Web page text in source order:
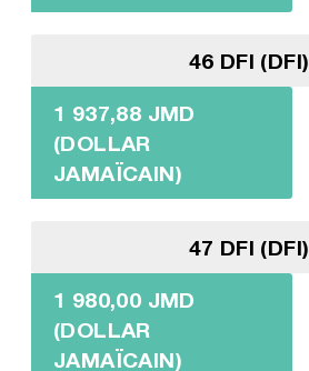
46 DFI (DFI)
1 937,88 JMD
(DOLLAR
JAMAÏCAIN)
47 DFI (DFI)
1 980,00 JMD
(DOLLAR
JAMAÏCAIN)